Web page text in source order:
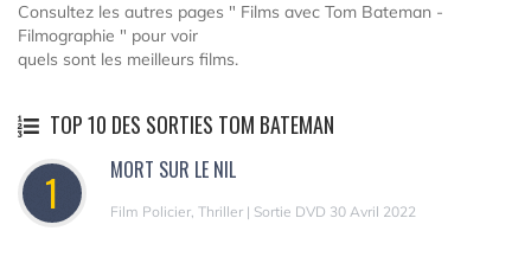
Consultez les autres pages " Films avec Tom Bateman -
Filmographie " pour voir
quels sont les meilleurs films.
TOP 10 DES SORTIES TOM BATEMAN
1 MORT SUR LE NIL
Film Policier, Thriller | Sortie DVD 30 Avril 2022